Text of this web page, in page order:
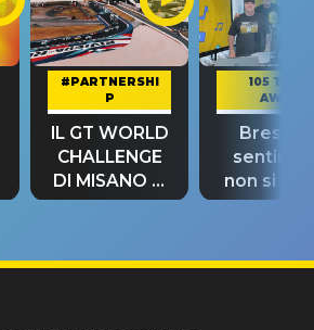
#PARTNERSHI
P
IL GT WORLD
CHALLENGE
DI MISANO si
riconferma
105 TAKE
AWAY
Bresh:
non si
fino alla